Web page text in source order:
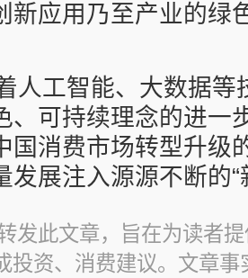
新应用乃至产业的绿
人工智能、大数据等
、可持续理念的进一
国消费市场转型升级
发展注入源源不断的“
发此文章，旨在为读者
投资、消费建议。文章